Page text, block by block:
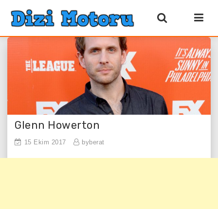
Glenn Howerton
15 Ekim 2017 byberat